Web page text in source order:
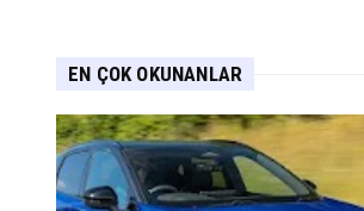
EN ÇOK OKUNANLAR